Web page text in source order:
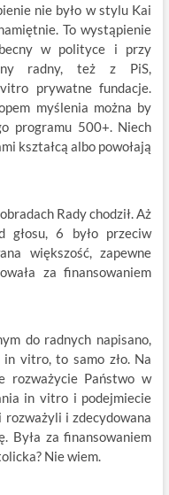
nie było w stylu Kai
To wystąpienie
w polityce i przy
radny, też z PiS,
prywatne fundacje.
myślenia można by
programu 500+. Niech
kształcą albo powołają
Rady chodził. Aż
głosu, 6 było przeciw
większość, zapewne
za finansowaniem
do radnych napisano,
vitro, to samo zło. Na
rozważycie Państwo w
in vitro i podejmiecie
rozważyli i zdecydowana
Była za finansowaniem
Nie wiem.